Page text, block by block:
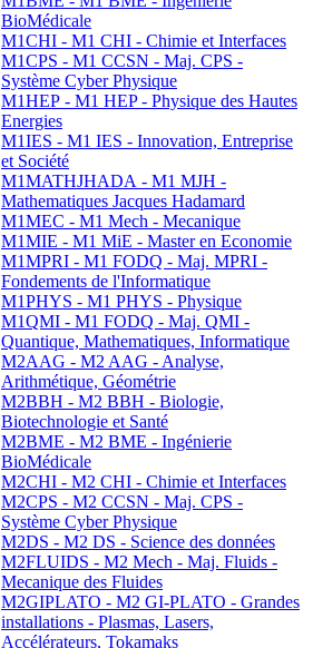
BioMédicale
M1CHI - M1 CHI - Chimie et Interfaces
M1CPS - M1 CCSN - Maj. CPS -
Système Cyber Physique
M1HEP - M1 HEP - Physique des Hautes
Energies
M1IES - M1 IES - Innovation, Entreprise
et Société
M1MATHJHADA - M1 MJH -
Mathematiques Jacques Hadamard
M1MEC - M1 Mech - Mecanique
M1MIE - M1 MiE - Master en Economie
M1MPRI - M1 FODQ - Maj. MPRI -
Fondements de l'Informatique
M1PHYS - M1 PHYS - Physique
M1QMI - M1 FODQ - Maj. QMI -
Quantique, Mathematiques, Informatique
M2AAG - M2 AAG - Analyse,
Arithmétique, Géométrie
M2BBH - M2 BBH - Biologie,
Biotechnologie et Santé
M2BME - M2 BME - Ingénierie
BioMédicale
M2CHI - M2 CHI - Chimie et Interfaces
M2CPS - M2 CCSN - Maj. CPS -
Système Cyber Physique
M2DS - M2 DS - Science des données
M2FLUIDS - M2 Mech - Maj. Fluids -
Mecanique des Fluides
M2GIPLATO - M2 GI-PLATO - Grandes
installations - Plasmas, Lasers,
Accélérateurs, Tokamaks